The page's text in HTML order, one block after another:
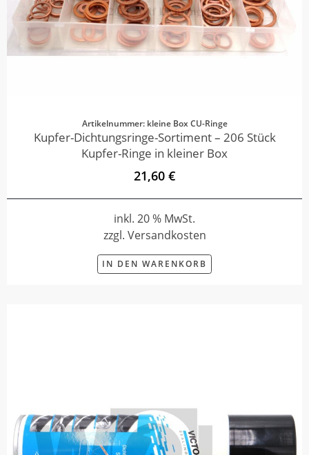
Artikelnummer: kleine Box CU-Ringe
Kupfer-Dichtungsringe-Sortiment – 206 Stück
Kupfer-Ringe in kleiner Box
21,60 €
inkl. 20 % MwSt.
zzgl. Versandkosten
IN DEN WARENKORB